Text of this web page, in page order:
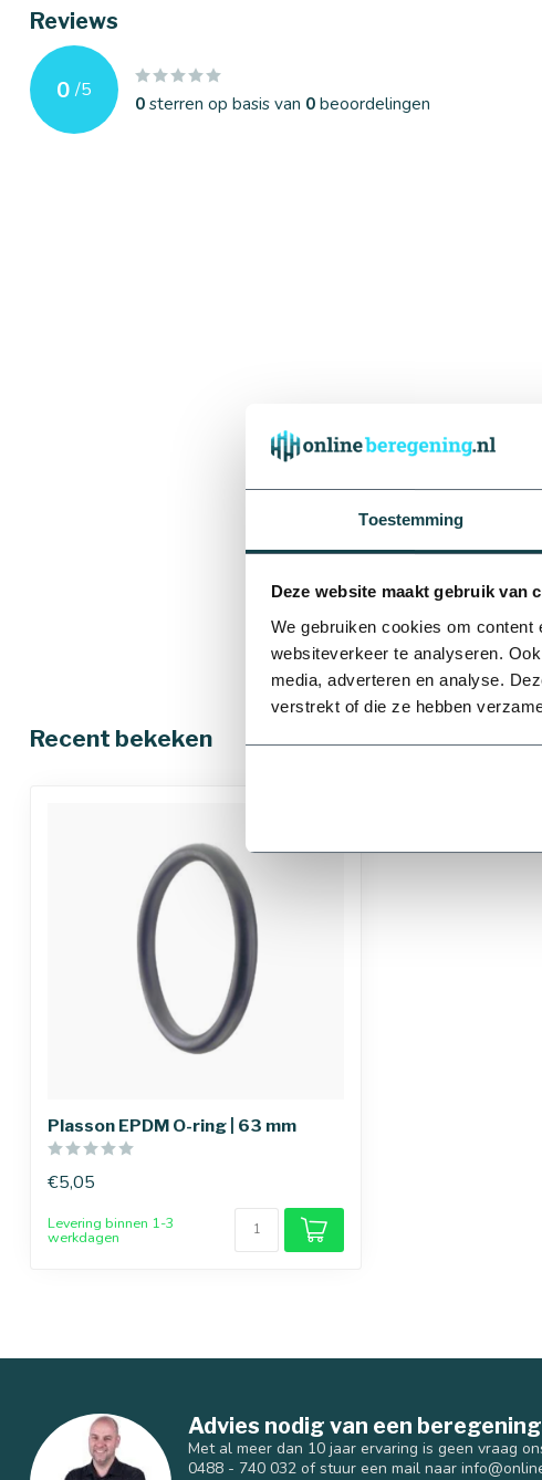
Toestemming
Deze website maakt gebruik van
We gebruiken cookies om
websiteverkeer te analyseren.
media, adverteren en analyse.
verstrekt of die ze hebben
Reviews
0 /5
0sterren op basis van 0beoordelingen
Recent bekeken
Plasson EPDM O-ring | 63 mm
€5,05
Levering binnen 1-3
werkdagen
Advies nodig van een
Met al meer dan 10 jaar ervaring is geen vraag
0488 - 740 032 of stuur een mail naar